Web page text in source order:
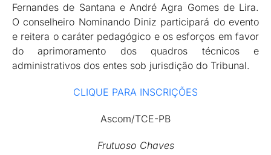
Fernandes de Santana e André Agra Gomes de Lira.
O conselheiro Nominando Diniz participará do evento
e reitera o caráter pedagógico e os esforços em favor
do aprimoramento dos quadros técnicos e
administrativos dos entes sob jurisdição do Tribunal.
CLIQUE PARA INSCRIÇÕES
Ascom/TCE-PB
Frutuoso Chaves